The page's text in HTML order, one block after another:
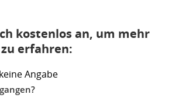
kostenlos an, um mehr
erfahren:
keine Angabe